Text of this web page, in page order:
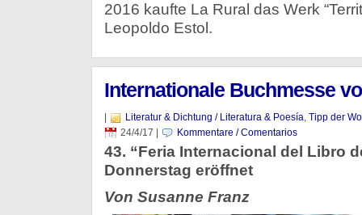
2016 kaufte La Rural das Werk
Leopoldo Estol.
Internationale Buchmesse
Literatur & Dichtung / Literatura & Poesía, Tipp der
24/4/17
Kommentare / Comentarios
43. “Feria Internacional del Libro
Donnerstag eröffnet
Von Susanne Franz